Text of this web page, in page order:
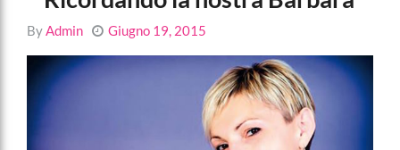
ByAdmin Giugno 19, 2015